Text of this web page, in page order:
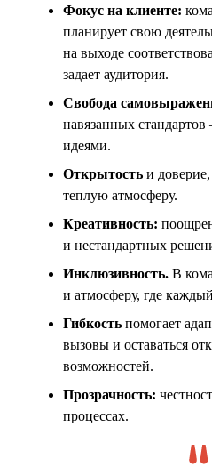
Фокус на клиенте:
планирует свою
на выходе
задает аудитория.
Свобода
навязанных
идеями.
Открытость и
теплую атмосферу.
Креативность:
и нестандартных
Инклюзивность. В
и атмосферу, где
Гибкость помогает
вызовы и оставаться
возможностей.
Прозрачность:
процессах.